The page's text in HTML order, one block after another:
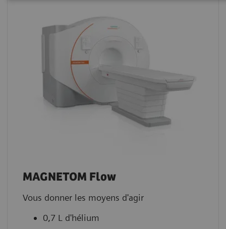
MAGNETOM Flow
Vous donner les moyens d'agir
0,7 L d'hélium